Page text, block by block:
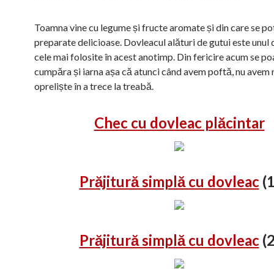
Toamna vine cu legume și fructe aromate și din care se
preparate delicioase. Dovleacul alături de gutui este unul
cele mai folosite în acest anotimp. Din fericire acum se
cumpăra și iarna așa că atunci când avem poftă, nu avem
opreliște în a trece la treabă.
Chec cu dovleac plăcintar
Prăjitură simplă cu dovleac
Prăjitură simplă cu dovleac